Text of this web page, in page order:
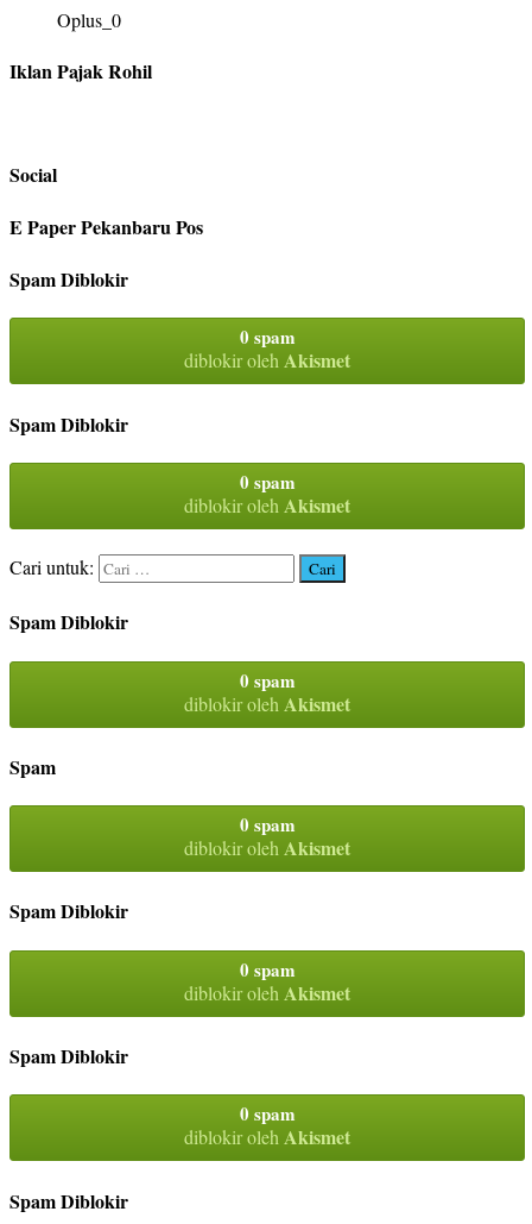
Oplus_0
Iklan Pajak Rohil
Social
E Paper Pekanbaru Pos
Spam Diblokir
0 spam
diblokir olehAkismet
Spam Diblokir
0 spam
diblokir oleh Akismet
Cari untuk:
Spam Diblokir
0 spam
diblokir oleh Akismet
Spam
0 spam
diblokir olehAkismet
Spam Diblokir
0 spam
diblokir oleh Akismet
Spam Diblokir
0 spam
diblokir olehAkismet
Spam Diblokir